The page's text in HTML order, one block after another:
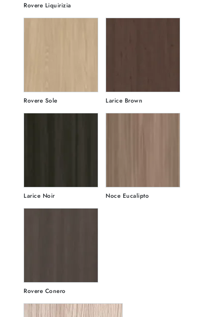
Rovere Liquirizia
Rovere Sole Larice Brown
Larice Noir Noce Eucalipto
Rovere Conero